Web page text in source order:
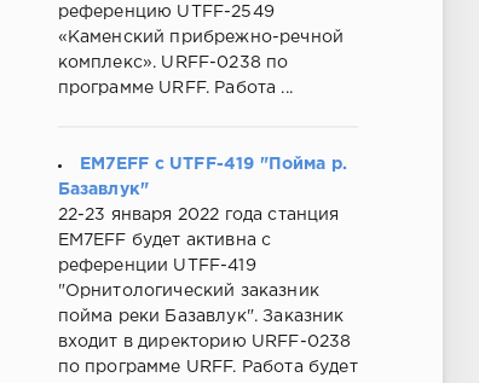
референцию UTFF-2549
«Каменский прибрежно-речной
комплекс». URFF-0238 по
программе URFF. Работа ...
EM7EFF с UTFF-419 "Пойма р.
Базавлук"
22-23 января 2022 года станция
EM7EFF будет активна с
референции UTFF-419
"Орнитологический заказник
пойма реки Базавлук". Заказник
входит в директорию URFF-0238
по программе URFF. Работа будет